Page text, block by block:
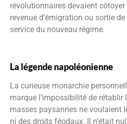
révolutionnaires devaient côtoyer
revenue d’émigration ou sortie
service du nouveau régime.
La légende napoléonienne
La curieuse monarchie
marque l’impossibilité de rétablir
masses paysannes ne voulaient
ni des droits féodaux. Il n’était